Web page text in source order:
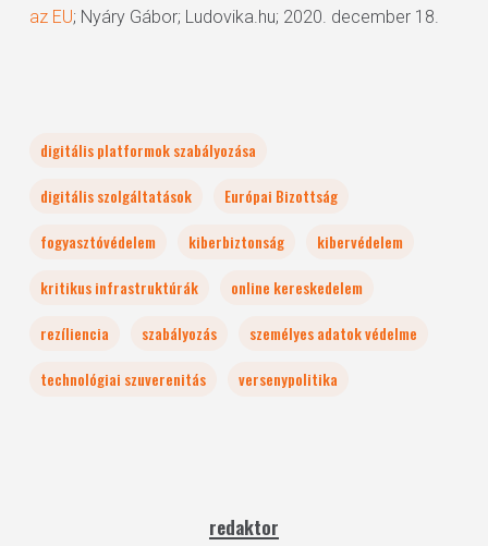
az EU; Nyáry Gábor; Ludovika.hu; 2020. december 18.
digitális platformok szabályozása
digitális szolgáltatások
Európai Bizottság
fogyasztóvédelem
kiberbiztonság
kibervédelem
kritikus infrastruktúrák
online kereskedelem
rezíliencia
szabályozás
személyes adatok védelme
technológiai szuverenitás
versenypolitika
redaktor